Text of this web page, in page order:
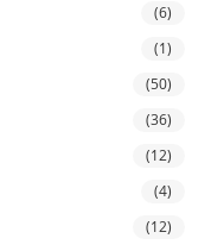
(6)
(1)
(50)
(36)
(12)
(4)
(12)